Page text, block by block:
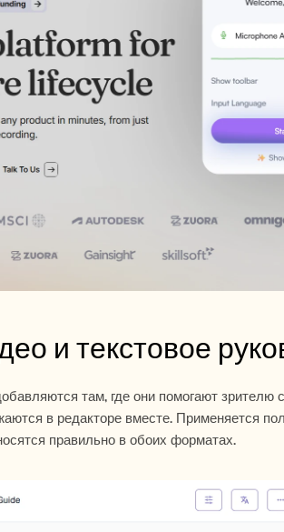
и текстовое
там, где они помогают зрителю
в редакторе вместе. Применяется
правильно в обоих форматах.